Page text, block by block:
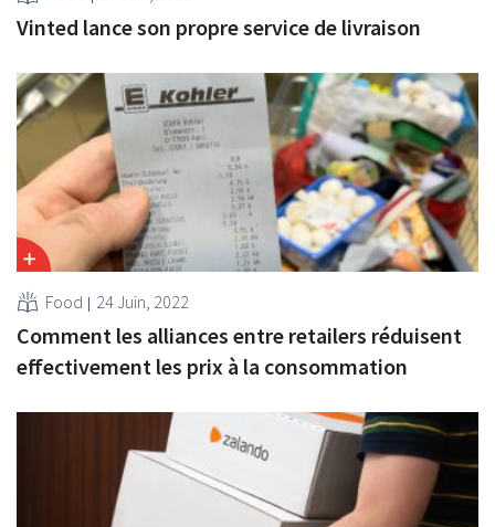
Vinted lance son propre service de livraison
Food 24 Juin, 2022
Comment les alliances entre retailers réduisent
effectivement les prix à la consommation